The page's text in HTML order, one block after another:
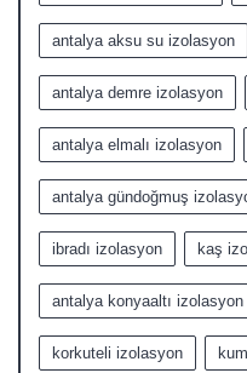
antalya aksu su izolasyon
antalya demre izolasyon
antalya elmalı izolasyon
antalya gündoğmuş
ibradı izolasyon kaş
antalya konyaaltı izolasyon
korkuteli izolasyon